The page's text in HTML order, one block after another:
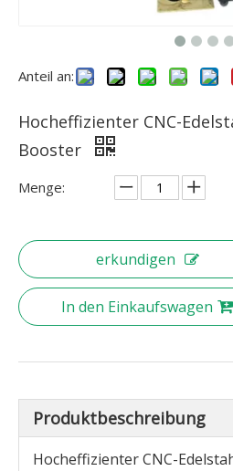
Anteil an:
Hocheffizienter CNC-
Booster
Menge:
erkundigen
In den Einkaufswagen
Produktbeschreibung
Hocheffizienter CNC-